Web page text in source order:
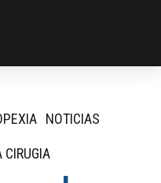
NOTICIAS
CIRUGIA